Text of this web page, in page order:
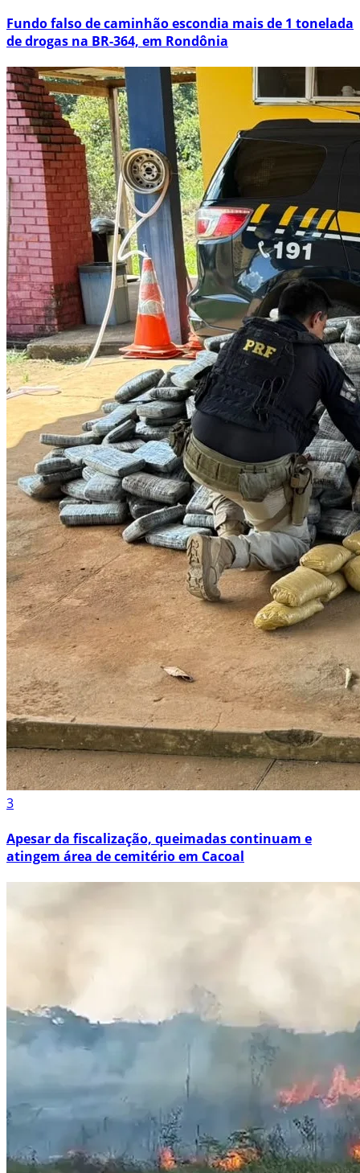
Fundo falso de caminhão escondia mais de 1 tonelada
de drogas na BR-364, em Rondônia
3
Apesar da fiscalização, queimadas continuam e
atingem área de cemitério em Cacoal